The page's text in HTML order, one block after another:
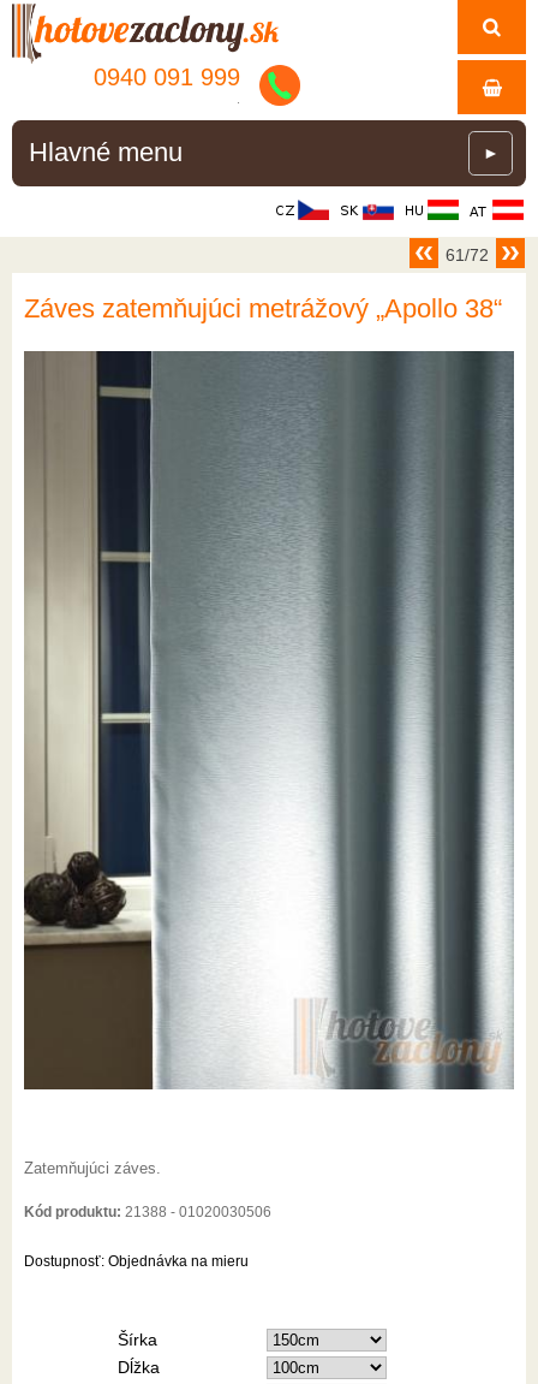
0940 091 999
Hlavné menu ►
61/72
Záves zatemňujúci metrážový „Apollo 38“
Zatemňujúci záves.
Kód produktu: 21388 - 01020030506
Dostupnosť: Objednávka na mieru
Šírka
Dĺžka